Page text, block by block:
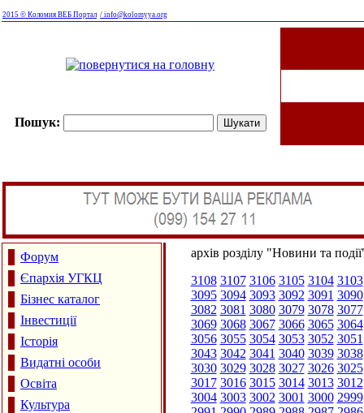
2015 © Коломия ВЕБ Портал / info@kolomyya.org
Пошук:
Форум
Єпархія УГКЦ
Бізнес каталог
Інвестиції
Історія
Видатні особи
Освіта
Культура
архів розділу "Новини та
3108 3107 3106 3105 3104 3103
3095 3094 3093 3092 3091 3090
3082 3081 3080 3079 3078 3077
3069 3068 3067 3066 3065 3064
3056 3055 3054 3053 3052 3051
3043 3042 3041 3040 3039 3038
3030 3029 3028 3027 3026 3025
3017 3016 3015 3014 3013 3012
3004 3003 3002 3001 3000 2999